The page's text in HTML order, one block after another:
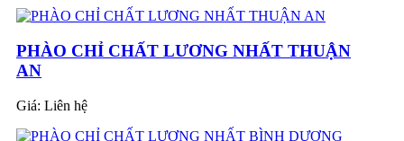
PHÀO CHỈ CHẤT LƯƠNG NHẤT THUẬN
AN
Giá: Liên hệ